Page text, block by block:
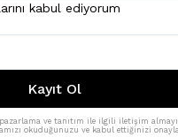
WHATSAPP
kabul ediyorum
Kayıt Ol
ve tanıtım ile ilgili iletişim
okuduğunuzu ve kabul ettiğinizi